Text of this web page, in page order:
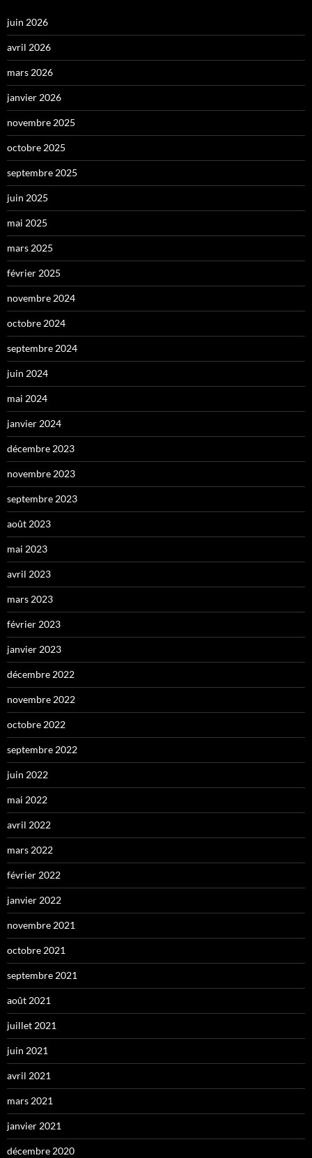
juin 2026
avril 2026
mars 2026
janvier 2026
novembre 2025
octobre 2025
septembre 2025
juin 2025
mai 2025
mars 2025
février 2025
novembre 2024
octobre 2024
septembre 2024
juin 2024
mai 2024
janvier 2024
décembre 2023
novembre 2023
septembre 2023
août 2023
mai 2023
avril 2023
mars 2023
février 2023
janvier 2023
décembre 2022
novembre 2022
octobre 2022
septembre 2022
juin 2022
mai 2022
avril 2022
mars 2022
février 2022
janvier 2022
novembre 2021
octobre 2021
septembre 2021
août 2021
juillet 2021
juin 2021
avril 2021
mars 2021
janvier 2021
décembre 2020